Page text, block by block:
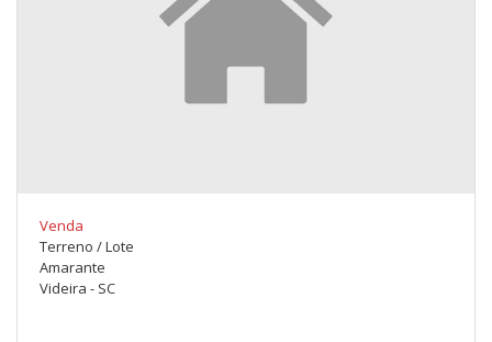
Venda
Terreno / Lote
Amarante
Videira - SC